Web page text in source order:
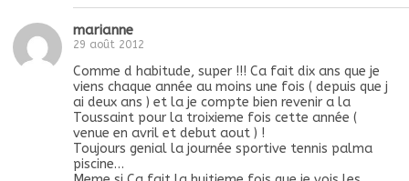
marianne
29 août 2012
Comme d habitude, super !!! Ca fait dix ans que je
viens chaque année au moins une fois ( depuis que j
ai deux ans ) et la je compte bien revenir a la
Toussaint pour la troixieme fois cette année (
venue en avril et debut aout ) !
Toujours genial la journée sportive tennis palma
piscine…